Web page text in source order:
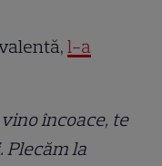
l-a
încoace, te
Plecăm la